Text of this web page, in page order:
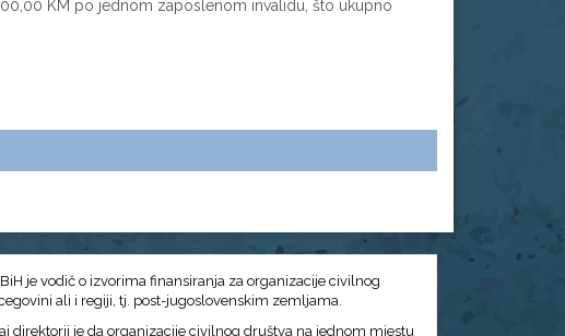
KM po jednom zaposlenom invalidu, što ukupno
je vodič o izvorima finansiranja za organizacije civilnog
ali i regiji, tj. post-jugoslovenskim zemljama.
direktorij je da organizacije civilnog društva na jednom mjestu